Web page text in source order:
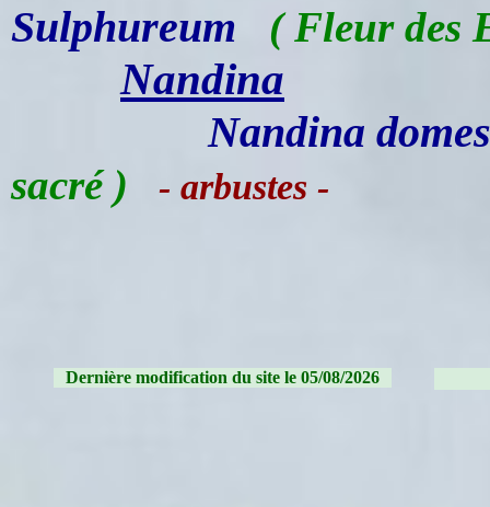
Sulphureum
( Fleur des
Nandina
Nandina
sacré ) - arbustes -
Dernière modification du site le 05/08/2026